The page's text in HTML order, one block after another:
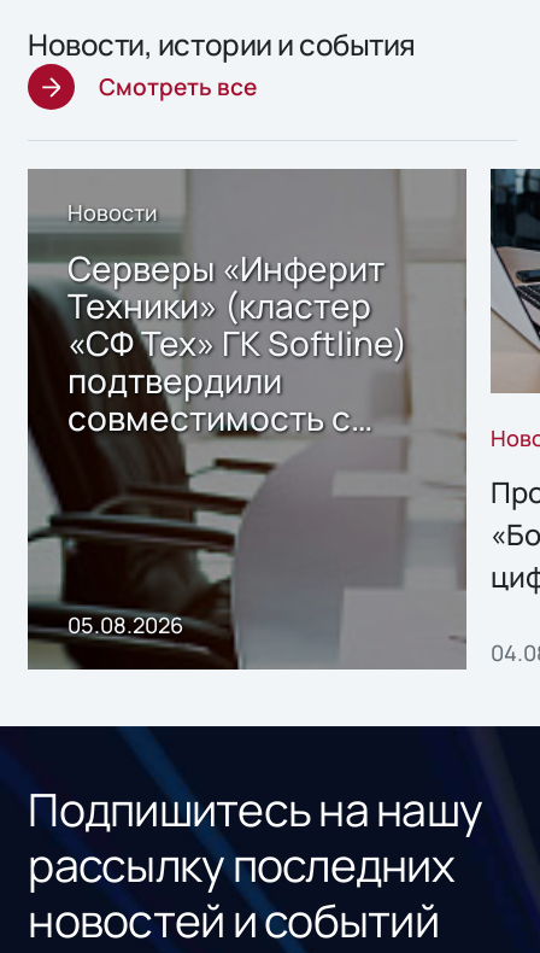
Новости, истории и события
Смотреть все
Новости
Серверы «Инферит
Техники» (кластер
«СФ Тех» ГК Softline)
подтвердили
совместимость с
решением Sharx
Storage 2.x для
хранения данных
05.08.2026
Подпишитесь на нашу
рассылку последних
новостей и событий